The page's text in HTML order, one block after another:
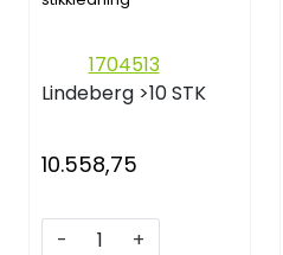
1704513
Lindeberg >10 STK
10.558,75
- +